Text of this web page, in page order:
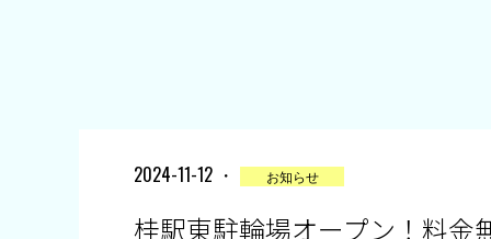
2024-11-12 ・ お知らせ
桂駅東駐輪場オープン！料金